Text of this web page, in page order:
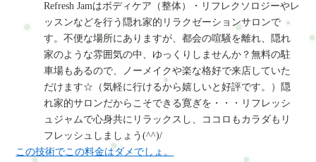
Refresh Jamはボディケア（整体）・リフレクソロジーやレ
ッスンなどを行う隠れ家的リラクゼーションサロンで
す。不便な場所にありますが、都会の喧騒を離れ、隠れ
家のような雰囲気の中、ゆっくりしませんか？無料の駐
車場もあるので、ノーメイクや楽な格好で来店していた
だけます☆（気軽に行けるから嬉しいと好評です。）隠
れ家的サロンだからこそできる寛ぎを・・・リフレッシ
ュジャムで心身共にリラックスし、ココロもカラダもリ
フレッシュしましょう(^^)/
この技術でこの料金はダメでしょ。